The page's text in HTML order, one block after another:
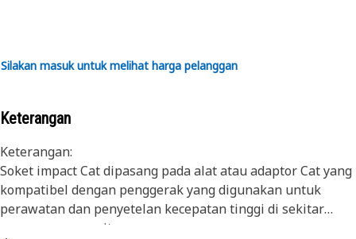
Silakan masuk untuk melihat harga pelanggan
Keterangan
Keterangan:
Soket impact Cat dipasang pada alat atau adaptor Cat yang
kompatibel dengan penggerak yang digunakan untuk
perawatan dan penyetelan kecepatan tinggi di sekitar
ruang yang sempit.